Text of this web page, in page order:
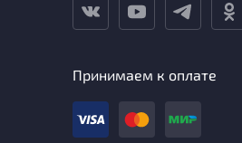
Принимаем к оплате